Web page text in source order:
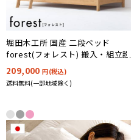
堀田木工所 国産 二段ベッド
forest(フォレスト) 搬入・組立設
置付き
209,000円(税込)
送料無料(一部地域除く)